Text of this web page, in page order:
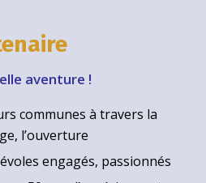
aventure !
communes à travers la
l’ouverture
engagés, passionnés